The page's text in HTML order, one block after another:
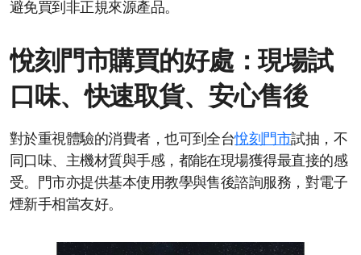
避免買到非正規來源產品。
悅刻門市購買的好處：現場試
口味、快速取貨、安心售後
對於重視體驗的消費者，也可到全台悅刻門市試抽，不
同口味、主機材質與手感，都能在現場獲得最直接的感
受。門市亦提供基本使用教學與售後諮詢服務，對電子
煙新手相當友好。